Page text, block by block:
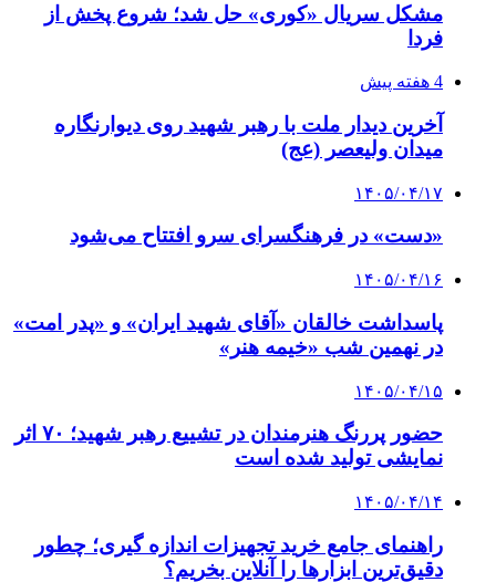
مشکل سریال «کوری» حل شد؛ شروع پخش از
فردا
4 هفته پیش
آخرین دیدار ملت با رهبر شهید روی دیوارنگاره
میدان ولیعصر (عج)
۱۴۰۵/۰۴/۱۷
«دست» در فرهنگسرای سرو افتتاح می‌شود
۱۴۰۵/۰۴/۱۶
پاسداشت خالقان «آقای شهید ایران» و «پدر امت»
در نهمین شب «خیمه هنر»
۱۴۰۵/۰۴/۱۵
حضور پررنگ هنرمندان در تشییع رهبر شهید؛ ۷۰ اثر
نمایشی تولید شده است
۱۴۰۵/۰۴/۱۴
راهنمای جامع خرید تجهیزات اندازه گیری؛ چطور
دقیق‌ترین ابزارها را آنلاین بخریم؟